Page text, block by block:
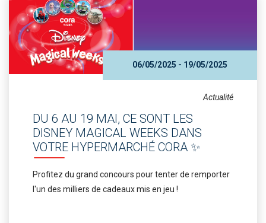
06/05/2025 - 19/05/2025
Actualité
DU 6 AU 19 MAI, CE SONT LES
DISNEY MAGICAL WEEKS DANS
VOTRE HYPERMARCHÉ CORA ✨
Profitez du grand concours pour tenter de remporter
l'un des milliers de cadeaux mis en jeu !